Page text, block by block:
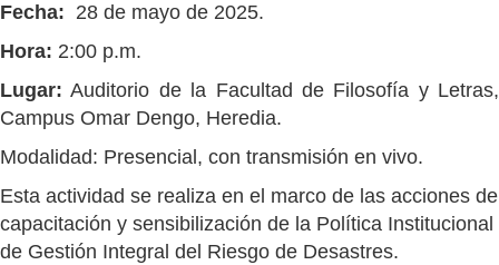
Fecha: 28 de mayo de 2025.
Hora: 2:00 p.m.
Lugar: Auditorio de la Facultad de Filosofía y Letras,
Campus Omar Dengo, Heredia.
Modalidad: Presencial, con transmisión en vivo.
Esta actividad se realiza en el marco de las acciones de
capacitación y sensibilización de la Política Institucional
de Gestión Integral del Riesgo de Desastres.